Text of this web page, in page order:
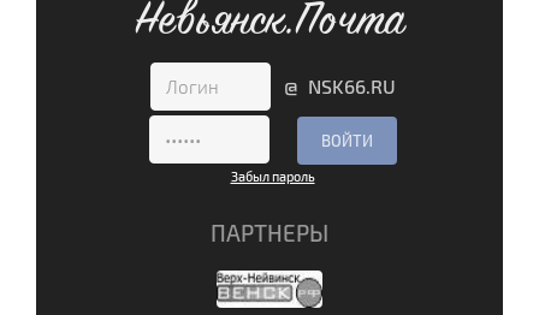
Невьянск.Почта
@ NSK66.RU
Забыл пароль
ПАРТНЕРЫ